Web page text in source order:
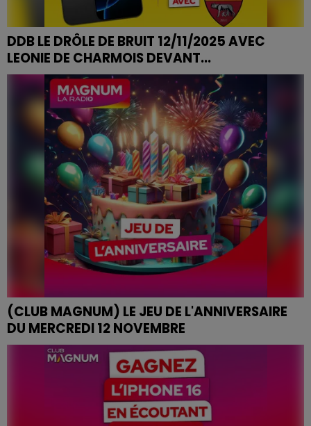
DDB LE DRÔLE DE BRUIT 12/11/2025 AVEC
LEONIE DE CHARMOIS DEVANT...
DDB LE DRÔLE DE BRUIT 12/11/2025
(CLUB MAGNUM) LE JEU DE L'ANNIVERSAIRE
DU MERCREDI 12 NOVEMBRE
JEU DE L'ANNIVERSAIRE DU MERCREDI 12 NOVEMBRE